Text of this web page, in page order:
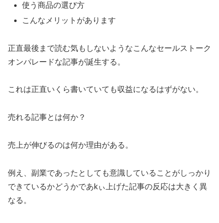
使う商品の選び方
こんなメリットがあります
正直最後まで読む気もしないようなこんなセールストーク
オンパレードな記事が誕生する。
これは正直いくら書いていても収益になるはずがない。
売れる記事とは何か？
売上が伸びるのは何か理由がある。
例え、副業であったとしても意識していることがしっかり
できているかどうかであkぃ上げた記事の反応は大きく異
なる。